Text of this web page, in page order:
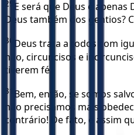
29 E será que Deus é apenas
Deus também dos gentios?
30 Deus trata a todos com
não, circuncisos e
tiverem fé.
31
Bem, então, se somos
não precisamos mais
contrário! De fato, é assim